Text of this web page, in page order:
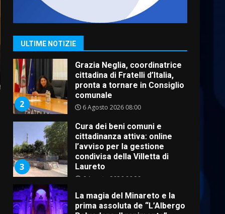
ULTIME NOTIZIE
6 Agosto 2026 14:16
2
Grazia Neglia, coordinatrice
cittadina di Fratelli d’Italia,
comunale
6 Agosto 2026 08:00
3
Cura dei beni comuni e
cittadinanza attiva: online
condivisa della Villetta di
Laureto
6 Agosto 2026 06:20
4
La magia del Minareto e la
prima assoluta de “L’Albergo
6 Agosto 2026 06:15